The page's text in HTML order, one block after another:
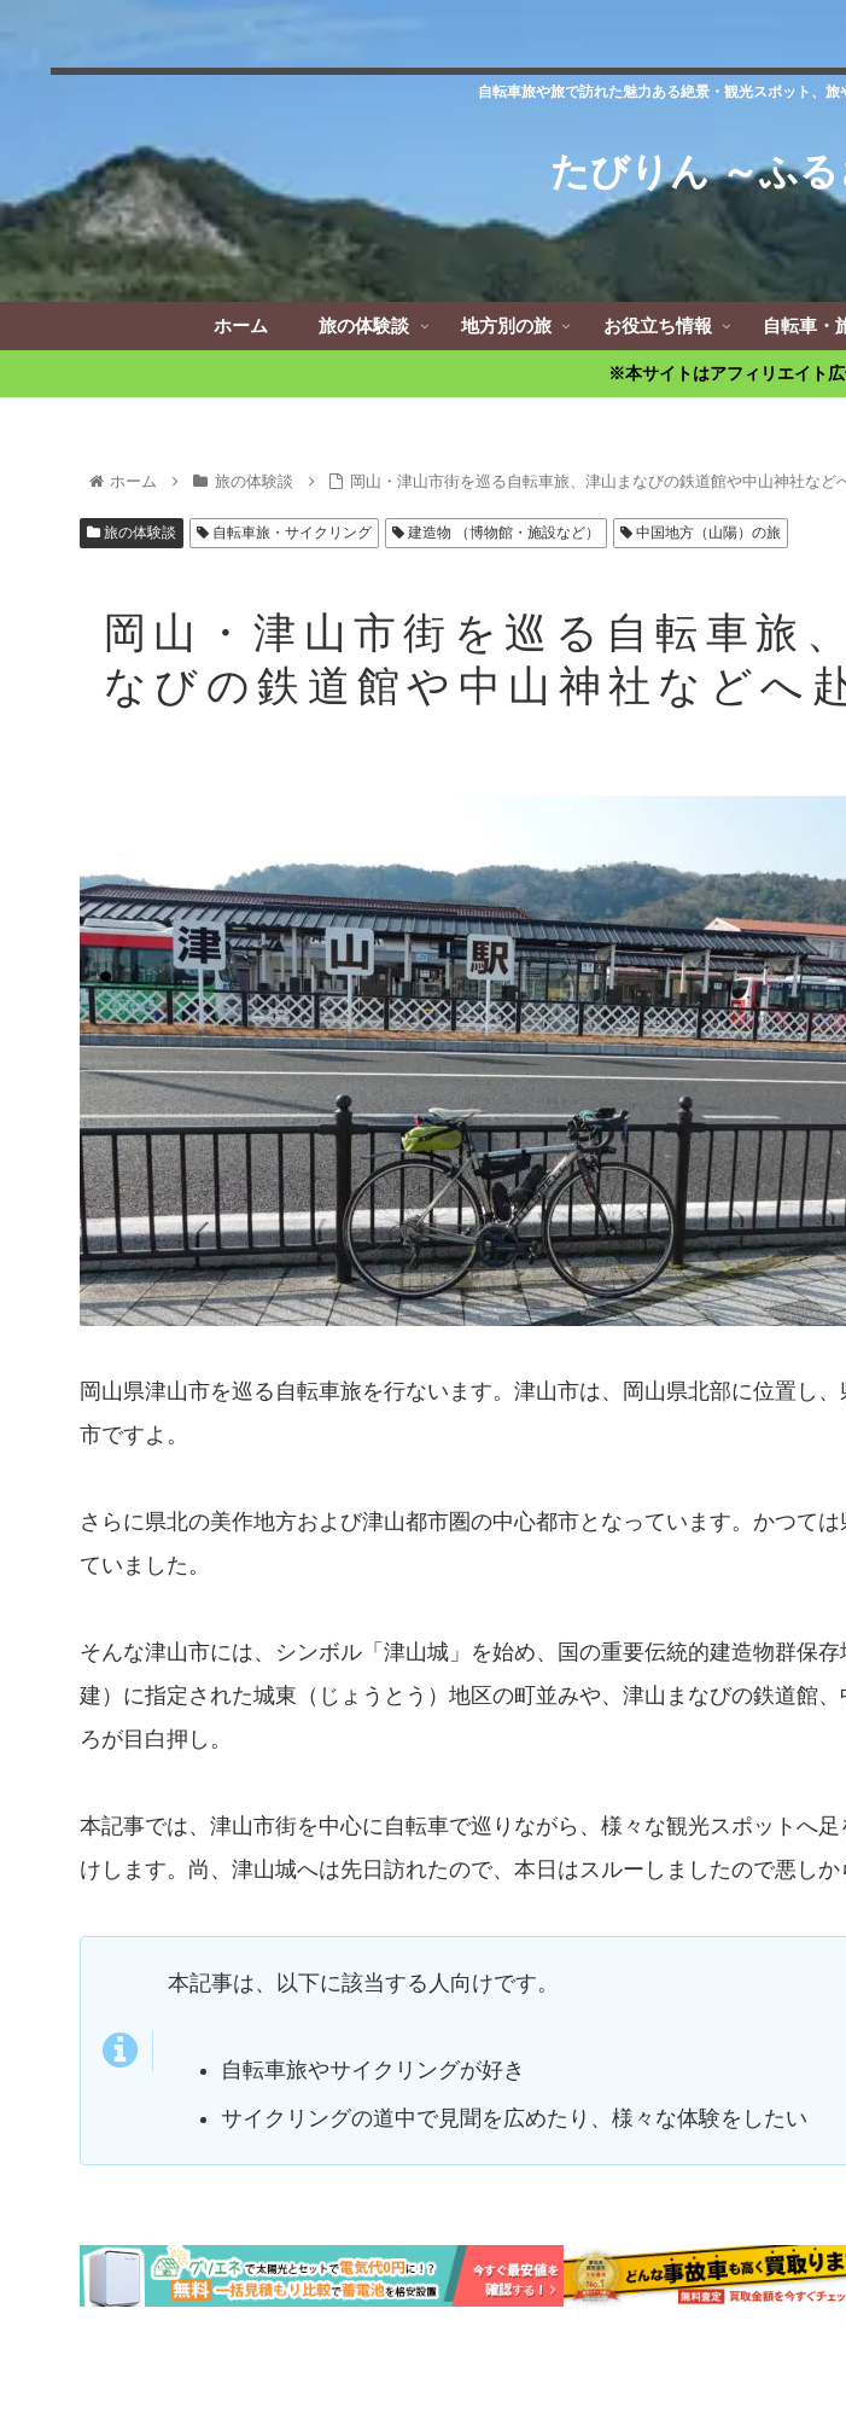
自転車旅や旅で訪れた魅力ある絶景・観光スポット、旅
たびりん ～ふ
ホーム 旅の体験談 地方別の旅 お役立ち情報 自転車・
※本サイトはアフィリエイト広
ホーム 旅の体験談 岡山・津山市街を巡る自転車旅、津山まなびの鉄道館や中山神社など
旅の体験談 自転車旅・サイクリング 建造物 （博物館・施設など） 中国地方（山陽）の旅
岡山・津山市街を巡る自転車旅
なびの鉄道館や中山神社などへ
岡山県津山市を巡る自転車旅を行ないます。津山市は、岡山県北部に位置し
市ですよ。
さらに県北の美作地方および津山都市圏の中心都市となっています。かつて
ていました。
そんな津山市には、シンボル「津山城」を始め、国の重要伝統的建造物群保
建）に指定された城東（じょうとう）地区の町並みや、津山まなびの鉄道館、
ろが目白押し。
本記事では、津山市街を中心に自転車で巡りながら、様々な観光スポットへ
けします。尚、津山城へは先日訪れたので、本日はスルーしましたので悪しか
本記事は、以下に該当する人向けです。
自転車旅やサイクリングが好き
サイクリングの道中で見聞を広めたり、様々な体験をしたい